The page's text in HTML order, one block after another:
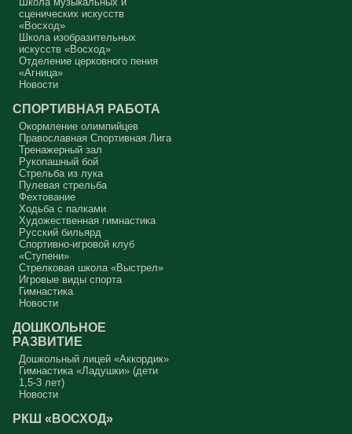
Аминь.
Протоиерей Андрей Алексеев
сценических искусств
«Восход»
Школа изобразительных
искусств «Восход»
Отделение церковного пения
«Агница»
Новости
СПОРТИВНАЯ РАБОТА
Окормление олимпийцев
Православная Спортивная Лига
Тренажерный зал
Рукопашный бой
Стрельба из лука
Пулевая стрельба
Фехтование
Ходьба с палками
Художественная гимнастика
Русский бильярд
Спортивно-игровой клуб
«Ступени»
Стрелковая школа «Выстрел»
Игровые виды спорта
Гимнастика
Новости
ДОШКОЛЬНОЕ
РАЗВИТИЕ
Дошкольный лицей «Аккордик»
Гимнастика «Ладушки» (дети
1,5-3 лет)
Новости
РКШ «ВОСХОД»